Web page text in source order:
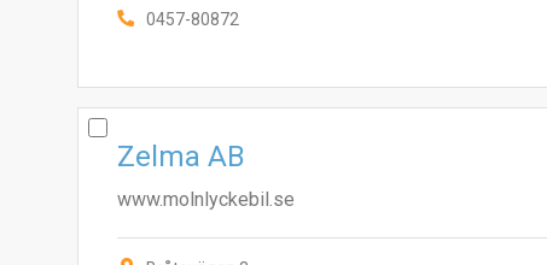
0457-80872
Zelma AB
www.molnlyckebil.se